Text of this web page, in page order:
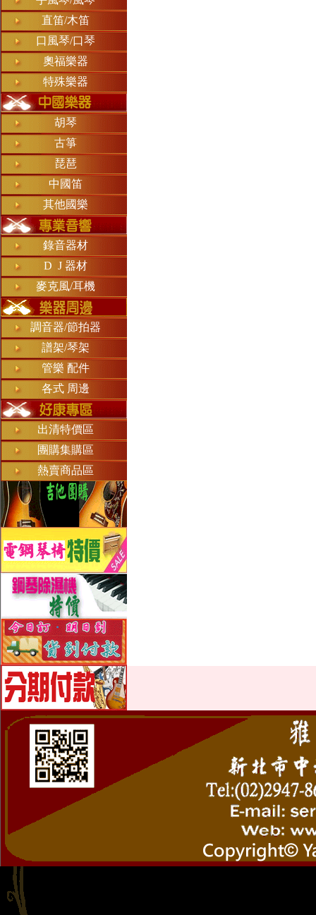
直笛/木笛
口風琴/口琴
奧福樂器
特殊樂器
胡琴
古箏
琵琶
中國笛
其他國樂
錄音器材
D J 器材
麥克風/耳機
調音器/節拍器
譜架/琴架
管樂 配件
各式 周邊
出清特價區
團購集購區
熱賣商品區